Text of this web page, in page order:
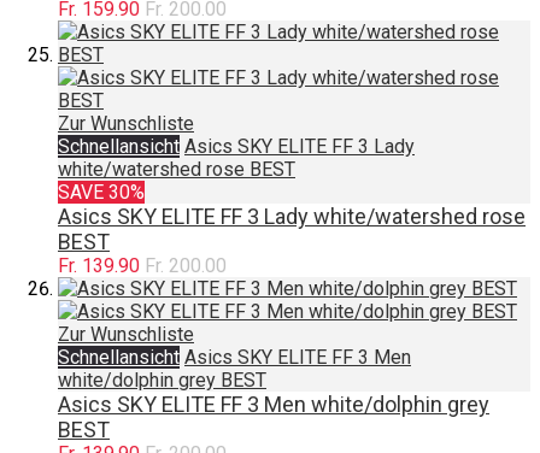
Fr. 159.90 Fr. 200.00
Zur Wunschliste
Schnellansicht Asics SKY ELITE FF 3 Lady
white/watershed rose BEST
SAVE 30%
Asics SKY ELITE FF 3 Lady white/watershed rose
BEST
Fr. 139.90 Fr. 200.00
Zur Wunschliste
Schnellansicht Asics SKY ELITE FF 3 Men
white/dolphin grey BEST
Asics SKY ELITE FF 3 Men white/dolphin grey
BEST